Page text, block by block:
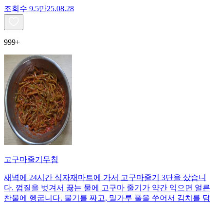
조회수 9.5만25.08.28
999+
고구마줄기무침
새벽에 24시간 식자재마트에 가서 고구마줄기 3단을 샀습니
다. 껍질을 벗겨서 끓는 물에 고구마 줄기가 약간 익으면 얼른
찬물에 헹굽니다. 물기를 짜고, 밀가루 풀을 쑤어서 김치를 담